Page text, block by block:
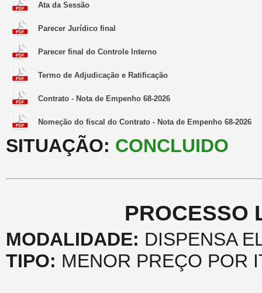
Ata da Sessão
Parecer Jurídico final
Parecer final do Controle Interno
Termo de Adjudicação e Ratificação
Contrato - Nota de Empenho 68-2026
Nomeção do fiscal do Contrato - Nota de Empenho 68-2026
SITUAÇÃO: CONCLUIDO
PROCESSO
MODALIDADE: DISPENSA
TIPO: MENOR PREÇO POR